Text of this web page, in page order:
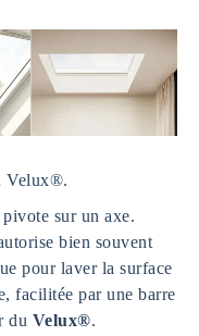
Velux®.
sur un axe.
bien souvent
pour laver la surface
facilitée par une barre
du Velux®.